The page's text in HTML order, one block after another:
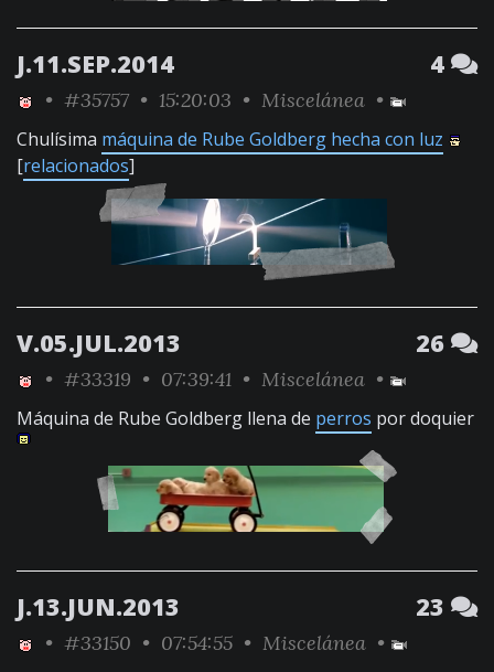
J.11.SEP.2014 4
• #35757 • 15:20:03 • Miscelánea •
Chulísima máquina de Rube Goldberg hecha con luz
[relacionados]
V.05.JUL.2013 26
• #33319 • 07:39:41 • Miscelánea •
Máquina de Rube Goldberg llena de perros por doquier
J.13.JUN.2013 23
• #33150 • 07:54:55 • Miscelánea •